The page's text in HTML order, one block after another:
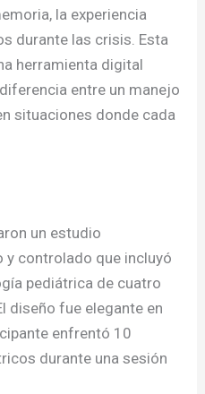
la experiencia
durante las crisis. Esta
herramienta digital
entre un manejo
situaciones donde cada
un estudio
controlado que incluyó
pediátrica de cuatro
diseño fue elegante en
enfrentó 10
durante una sesión